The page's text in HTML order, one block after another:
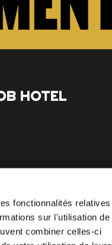
fonctionnalités relatives
sur l'utilisation de
combiner celles-ci
HOTEL
à 2 min à pieds